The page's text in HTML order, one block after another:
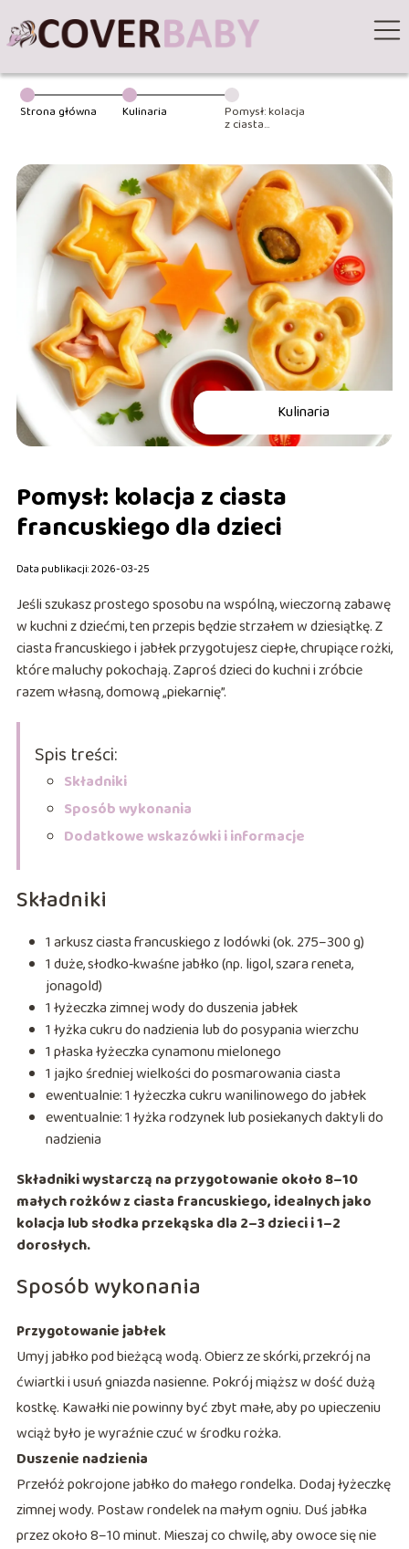
Strona główna Kulinaria Pomysł: kolacja
z ciasta
Kulinaria
Pomysł: kolacja z ciasta
francuskiego dla dzieci
Data publikacji: 2026-03-25
Jeśli szukasz prostego sposobu na wspólną, wieczorną zabawę
w kuchni z dziećmi, ten przepis będzie strzałem w dziesiątkę. Z
ciasta francuskiego i jabłek przygotujesz ciepłe, chrupiące rożki,
które maluchy pokochają. Zaproś dzieci do kuchni i zróbcie
razem własną, domową „piekarnię”.
Spis treści:
Składniki
Sposób wykonania
Dodatkowe wskazówki i informacje
Składniki
1 arkusz ciasta francuskiego z lodówki (ok. 275–300 g)
1 duże, słodko‑kwaśne jabłko (np. ligol, szara reneta,
jonagold)
1 łyżeczka zimnej wody do duszenia jabłek
1 łyżka cukru do nadzienia lub do posypania wierzchu
1 płaska łyżeczka cynamonu mielonego
1 jajko średniej wielkości do posmarowania ciasta
ewentualnie: 1 łyżeczka cukru wanilinowego do jabłek
ewentualnie: 1 łyżka rodzynek lub posiekanych daktyli do
nadzienia
Składniki wystarczą na przygotowanie około 8–10
małych rożków z ciasta francuskiego, idealnych jako
kolacja lub słodka przekąska dla 2–3 dzieci i 1–2
dorosłych.
Sposób wykonania
Przygotowanie jabłek
Umyj jabłko pod bieżącą wodą. Obierz ze skórki, przekrój na
ćwiartki i usuń gniazda nasienne. Pokrój miąższ w dość dużą
kostkę. Kawałki nie powinny być zbyt małe, aby po upieczeniu
wciąż było je wyraźnie czuć w środku rożka.
Duszenie nadzienia
Przełóż pokrojone jabłko do małego rondelka. Dodaj łyżeczkę
zimnej wody. Postaw rondelek na małym ogniu. Duś jabłka
przez około 8–10 minut. Mieszaj co chwilę, aby owoce się nie